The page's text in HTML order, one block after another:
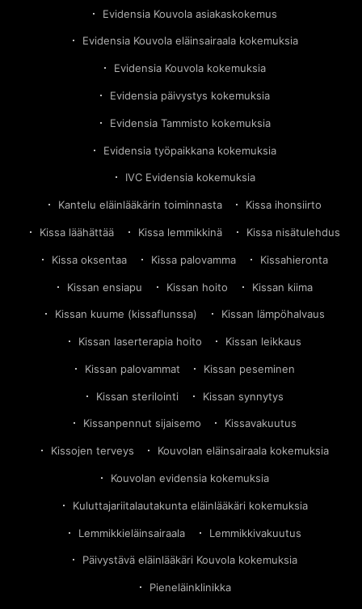
Evidensia Kouvola asiakaskokemus
Evidensia Kouvola eläinsairaala kokemuksia
Evidensia Kouvola kokemuksia
Evidensia päivystys kokemuksia
Evidensia Tammisto kokemuksia
Evidensia työpaikkana kokemuksia
IVC Evidensia kokemuksia
Kantelu eläinlääkärin toiminnasta Kissa ihonsiirto
Kissa läähättää Kissa lemmikkinä Kissa nisätulehdus
Kissa oksentaa Kissa palovamma Kissahieronta
Kissan ensiapu Kissan hoito Kissan kiima
Kissan kuume (kissaflunssa) Kissan lämpöhalvaus
Kissan laserterapia hoito Kissan leikkaus
Kissan palovammat Kissan peseminen
Kissan sterilointi Kissan synnytys
Kissanpennut sijaisemo Kissavakuutus
Kissojen terveys Kouvolan eläinsairaala kokemuksia
Kouvolan evidensia kokemuksia
Kuluttajariitalautakunta eläinlääkäri kokemuksia
Lemmikkieläinsairaala Lemmikkivakuutus
Päivystävä eläinlääkäri Kouvola kokemuksia
Pieneläinklinikka